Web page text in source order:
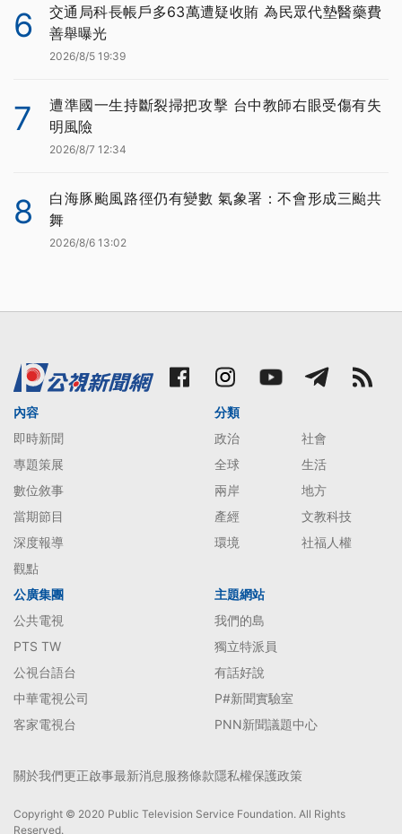
6
交通局科長帳戶多63萬遭疑收賄 為民眾代墊醫藥費
善舉曝光
2026/8/5 19:39
7
遭準國一生持斷裂掃把攻擊 台中教師右眼受傷有失
明風險
2026/8/7 12:34
8
白海豚颱風路徑仍有變數 氣象署：不會形成三颱共
舞
2026/8/6 13:02
內容
即時新聞
專題策展
數位敘事
當期節目
深度報導
觀點
分類
政治
社會
全球
生活
兩岸
地方
產經
文教科技
環境
社福人權
公廣集團
公共電視
PTS TW
公視台語台
中華電視公司
客家電視台
主題網站
我們的島
獨立特派員
有話好說
P#新聞實驗室
PNN新聞議題中心
關於我們更正啟事最新消息服務條款隱私權保護政策
Copyright © 2020 Public Television Service Foundation. All Rights
Reserved.